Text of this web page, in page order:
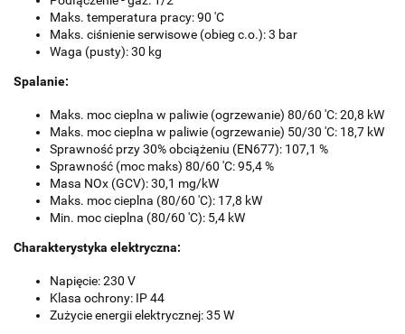
Maks. temperatura pracy: 90 'C
Maks. ciśnienie serwisowe (obieg c.o.): 3 bar
Waga (pusty): 30 kg
Spalanie:
Maks. moc cieplna w paliwie (ogrzewanie) 80/60 'C: 20,8 kW
Maks. moc cieplna w paliwie (ogrzewanie) 50/30 'C: 18,7 kW
Sprawność przy 30% obciążeniu (EN677): 107,1 %
Sprawność (moc maks) 80/60 'C: 95,4 %
Masa NOx (GCV): 30,1 mg/kW
Maks. moc cieplna (80/60 'C): 17,8 kW
Min. moc cieplna (80/60 'C): 5,4 kW
Charakterystyka elektryczna:
Napięcie: 230 V
Klasa ochrony: IP 44
Zużycie energii elektrycznej: 35 W